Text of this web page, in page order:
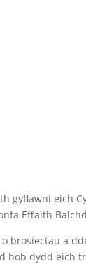
eich
Effaith
brosiectau a
bob dydd eich